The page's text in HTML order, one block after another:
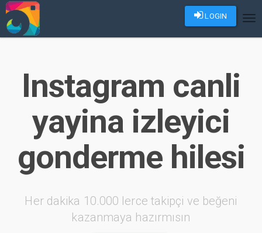
LOGIN
Instagram canli
yayina izleyici
gonderme hilesi
Her dakika 10.000 lerce takipçi ve beğeni
kazanmaya hazırmısın